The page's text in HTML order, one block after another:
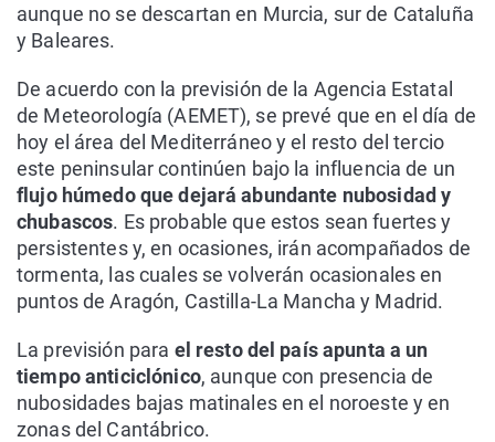
aunque no se descartan en Murcia, sur de Cataluña
y Baleares.
De acuerdo con la previsión de la Agencia Estatal
de Meteorología (AEMET), se prevé que en el día de
hoy el área del Mediterráneo y el resto del tercio
este peninsular continúen bajo la influencia de un
flujo húmedo que dejará abundante nubosidad y
chubascos. Es probable que estos sean fuertes y
persistentes y, en ocasiones, irán acompañados de
tormenta, las cuales se volverán ocasionales en
puntos de Aragón, Castilla-La Mancha y Madrid.
La previsión para el resto del país apunta a un
tiempo anticiclónico, aunque con presencia de
nubosidades bajas matinales en el noroeste y en
zonas del Cantábrico.